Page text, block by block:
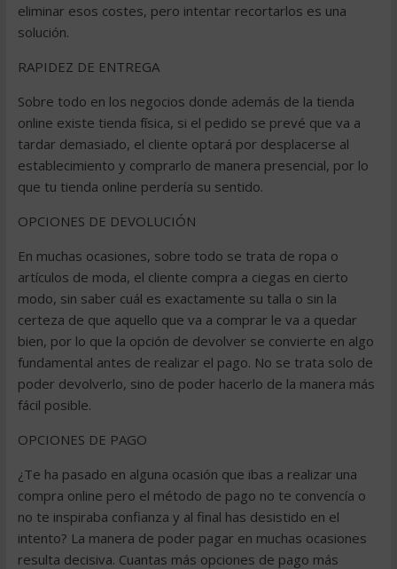
eliminar esos costes, pero intentar recortarlos es una
solución.
RAPIDEZ DE ENTREGA
Sobre todo en los negocios donde además de la tienda
online existe tienda física, si el pedido se prevé que va a
tardar demasiado, el cliente optará por desplacerse al
establecimiento y comprarlo de manera presencial, por lo
que tu tienda online perdería su sentido.
OPCIONES DE DEVOLUCIÓN
En muchas ocasiones, sobre todo se trata de ropa o
artículos de moda, el cliente compra a ciegas en cierto
modo, sin saber cuál es exactamente su talla o sin la
certeza de que aquello que va a comprar le va a quedar
bien, por lo que la opción de devolver se convierte en algo
fundamental antes de realizar el pago. No se trata solo de
poder devolverlo, sino de poder hacerlo de la manera más
fácil posible.
OPCIONES DE PAGO
¿Te ha pasado en alguna ocasión que ibas a realizar una
compra online pero el método de pago no te convencía o
no te inspiraba confianza y al final has desistido en el
intento? La manera de poder pagar en muchas ocasiones
resulta decisiva. Cuantas más opciones de pago más